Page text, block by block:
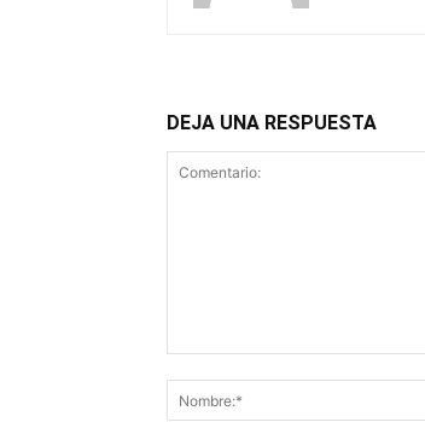
DEJA UNA RESPUESTA